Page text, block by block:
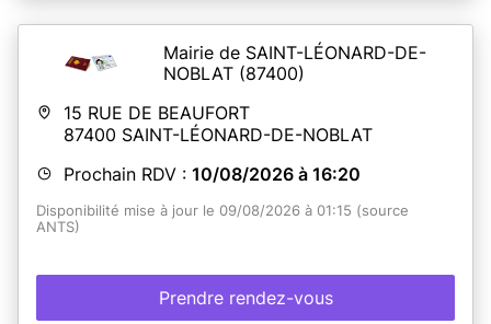
Mairie de SAINT-LÉONARD-DE-
NOBLAT (87400)
15 RUE DE BEAUFORT
87400 SAINT-LÉONARD-DE-NOBLAT
Prochain RDV : 10/08/2026 à 16:20
Disponibilité mise à jour le 09/08/2026 à 01:15 (source
ANTS)
Prendre rendez-vous